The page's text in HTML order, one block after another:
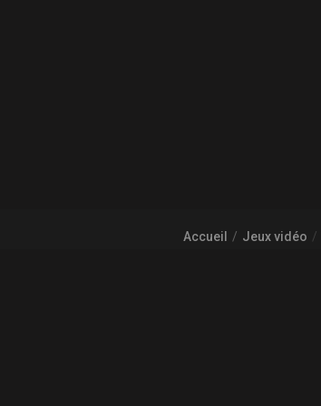
Accueil Jeux vidéo